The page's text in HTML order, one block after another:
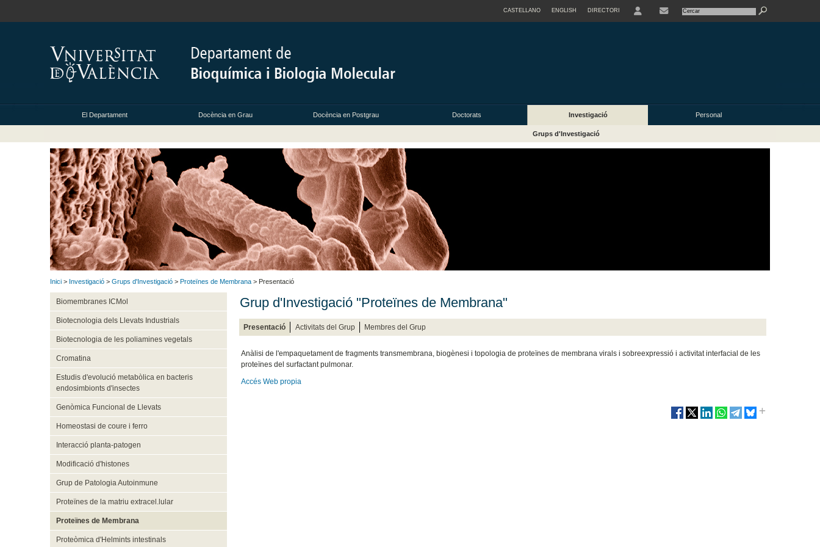
CASTELLANO ENGLISH DIRECTORI
El Departament Docència en Grau Docència en Postgrau Doctorats Investigació Personal
Grups d'Investigació
Inici > Investigació > Grups d'Investigació > Proteïnes de Membrana > Presentació
Biomembranes ICMol
Biotecnologia dels Llevats Industrials
Biotecnologia de les poliamines vegetals
Cromatina
Estudis d'evolució metabòlica en bacteris
endosimbionts d'insectes
Genòmica Funcional de Llevats
Homeostasi de coure i ferro
Interacció planta-patogen
Modificació d'histones
Grup de Patologia Autoinmune
Proteïnes de la matriu extracel.lular
Proteïnes de Membrana
Proteòmica d'Helmints intestinals
Grup d'Investigació "Proteïnes de Membrana"
Presentació Activitats del Grup Membres del Grup
Anàlisi de l'empaquetament de fragments transmembrana, biogènesi i topologia de proteïnes de membrana virals i sobreexpressió i activitat interfacial de les
proteïnes del surfactant pulmonar.
Accés Web propia